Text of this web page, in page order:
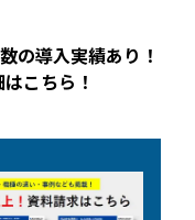
の導入実績あり！
こちら！